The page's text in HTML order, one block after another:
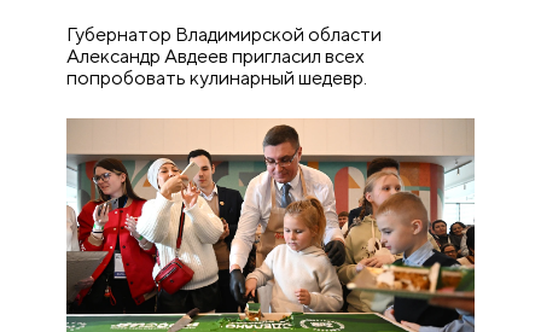
Губернатор Владимирской области
Александр Авдеев пригласил всех
попробовать кулинарный шедевр.